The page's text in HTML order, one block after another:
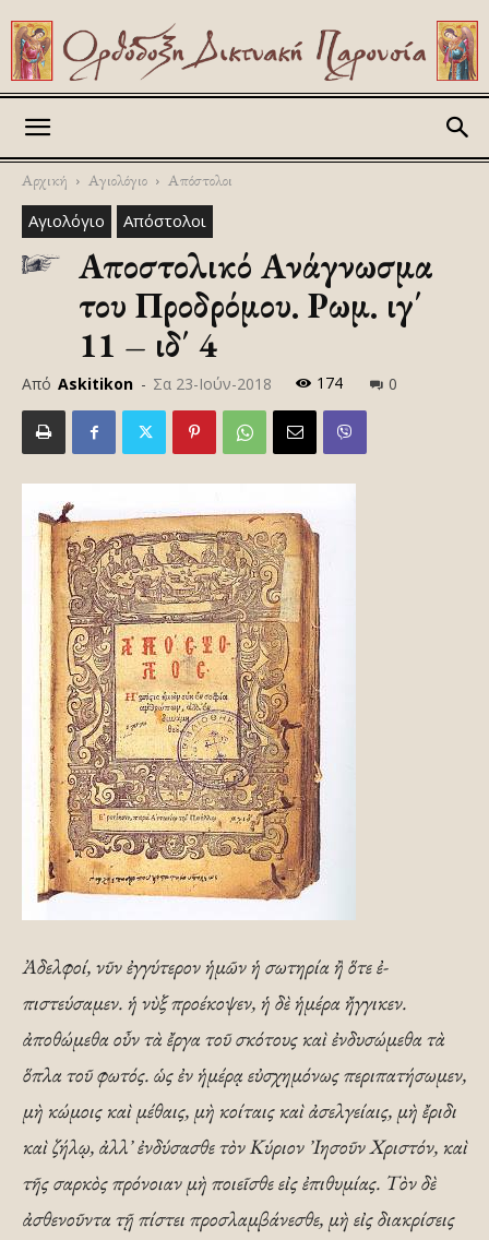
Αρχική Αγιολόγιο Απόστολοι
Αγιολόγιο Απόστολοι
Αποστολικό Ανάγνωσμα
του Προδρόμου. Ρωμ. ιγ΄
11 – ιδ΄ 4
Από Askitikon - Σα 23-Ιούν-2018 174 0
Ἀδελφοί, νῦν ἐγγύτερον ἡ­­μῶν ἡ σωτηρία ἢ ὅτε ἐ­­
πιστεύσαμεν. ἡ νὺξ προ­έκοψεν, ἡ δὲ ἡμέρα ἤγγικεν.
ἀποθώμεθα οὖν τὰ ἔργα τοῦ σκότους καὶ ἐνδυσώμεθα τὰ
ὅπλα τοῦ φωτός. ὡς ἐν ἡμέ­­ρᾳ εὐσχημόνως περι­πατή­σωμεν,
μὴ κώμοις καὶ μέθαις, μὴ κοίταις καὶ ἀσελγείαις, μὴ ἔριδι
καὶ ζήλῳ, ἀλλ᾿ ἐνδύ­σα­­σθε τὸν Κύριον ᾿Ιησοῦν Χρι­­στόν, καὶ
τῆς σαρκὸς πρόνοιαν μὴ ποιεῖσθε εἰς ἐπι­θυμίας. Τὸν δὲ
ἀσθενοῦντα τῇ πίστει προσλαμβάνεσθε, μὴ εἰς διακρίσεις